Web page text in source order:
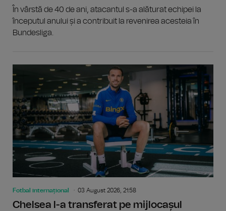
În vârstă de 40 de ani, atacantul s-a alăturat echipei la
începutul anului și a contribuit la revenirea acesteia în
Bundesliga.
Fotbal internațional 03 August 2026, 21:58
Chelsea l-a transferat pe mijlocașul